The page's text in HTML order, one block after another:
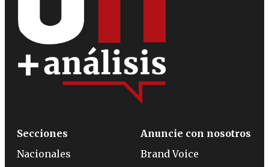
Secciones
Nacionales
Anuncie con nosotros
Brand Voice